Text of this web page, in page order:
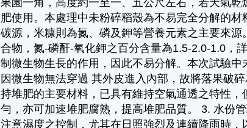
果園一角，高度約一至一、五公尺左右，若天氣
肥使用。本處理中未粉碎稻殼為不易完全分解的
碳源，米糠則為氮、磷及鉀等營養元素之主要來
合物，氮-磷酐-氧化鉀之百分含量為1.5-2.0-1.0，
制微生物生長的作用，因此不易分解。本次試驗
因微生物無法穿過 其外皮進入內部，故將落果破
持堆肥的主要材料，已具有維持空氣通透之特性
勻，亦可加速堆肥腐熟，提高堆肥品質。 3. 水份
注意濕度之控制，尤其在日照強烈及連續降雨時